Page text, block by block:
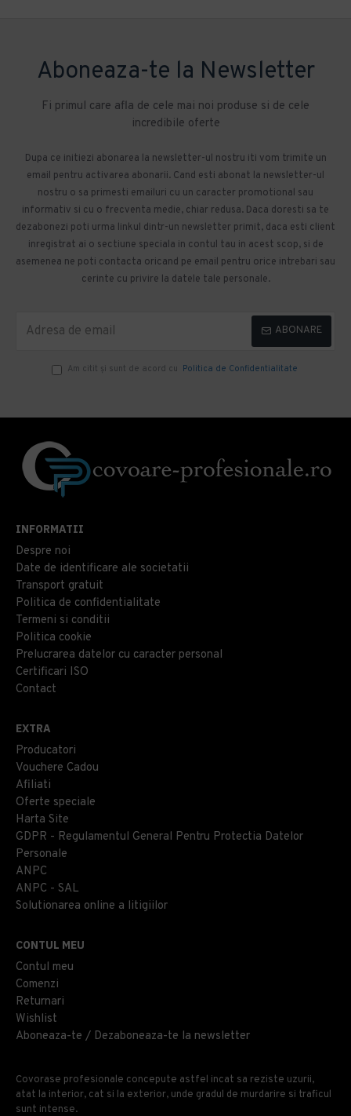
Aboneaza-te la Newsletter
Fi primul care afla de cele mai noi produse si de cele
incredibile oferte
Dupa ce initiezi abonarea la newsletter-ul nostru iti vom trimite un
email pentru activarea abonarii. Cand esti abonat la newsletter-ul
nostru o sa primesti emailuri cu un caracter promotional sau
informativ si cu o frecventa medie, chiar redusa. Daca doresti sa te
dezabonezi poti urma linkul dintr-un newsletter primit, daca esti client
inregistrat ai o sectiune speciala in contul tau in acest scop, si de
asemenea ne poti contacta oricand pe email pentru orice intrebari sau
cerinte cu privire la datele tale personale.
ABONARE
Am citit şi sunt de acord cu Politica de Confidentialitate
INFORMATII
Despre noi
Date de identificare ale societatii
Transport gratuit
Politica de confidentialitate
Termeni si conditii
Politica cookie
Prelucrarea datelor cu caracter personal
Certificari ISO
Contact
EXTRA
Producatori
Vouchere Cadou
Afiliati
Oferte speciale
Harta Site
GDPR - Regulamentul General Pentru Protectia Datelor
Personale
ANPC
ANPC - SAL
Solutionarea online a litigiilor
CONTUL MEU
Contul meu
Comenzi
Returnari
Wishlist
Aboneaza-te / Dezaboneaza-te la newsletter
Covorase profesionale concepute astfel incat sa reziste uzurii,
atat la interior, cat si la exterior, unde gradul de murdarire si traficul
sunt intense.